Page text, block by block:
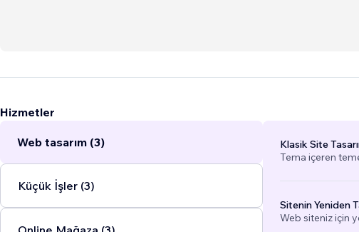
Hizmetler
Web tasarım (3)
Küçük İşler (3)
Klasik Site
Tema içeren
Sitenin Yeniden
Web siteniz için